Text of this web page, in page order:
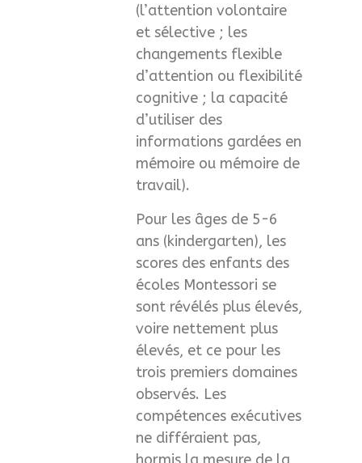
(l’attention volontaire
et sélective ; les
changements flexible
d’attention ou flexibilité
cognitive ; la capacité
d’utiliser des
informations gardées en
mémoire ou mémoire de
travail).
Pour les âges de 5-6
ans (kindergarten), les
scores des enfants des
écoles Montessori se
sont révélés plus élevés,
voire nettement plus
élevés, et ce pour les
trois premiers domaines
observés. Les
compétences exécutives
ne différaient pas,
hormis la mesure de la